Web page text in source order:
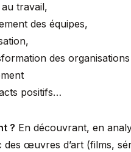
travail,
des équipes,
des
positifs…
? En découvrant, en
des œuvres d’art (films,